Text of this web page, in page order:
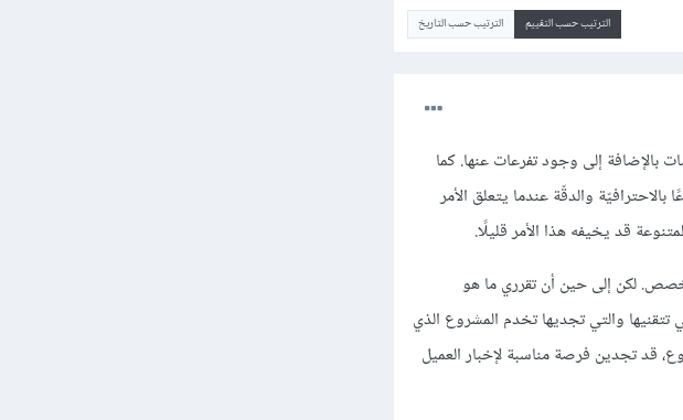
الترتيب حسب التقييم الترتيب حسب التاريخ
بالإضافة إلى وجود تفرعات عنها. كما
والدقّة عندما يتعلق الأمر
قد يخيفه هذا الأمر قليلًا.
لكن إلى حين أن تقرري ما هو
والتي تجديها تخدم المشروع الذي
قد تجدين فرصة مناسبة لإخبار العميل